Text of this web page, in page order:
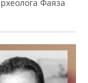
Фаяза